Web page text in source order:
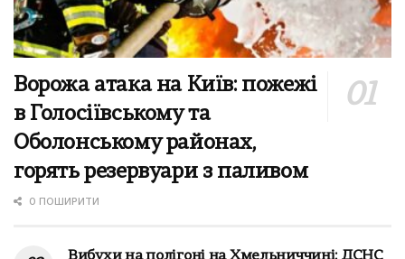
Ворожа атака на Київ: пожежі
в Голосіївському та
Оболонському районах,
горять резервуари з паливом
0 ПОШИРИТИ
Вибухи на полігоні на Хмельниччині: ДСНС